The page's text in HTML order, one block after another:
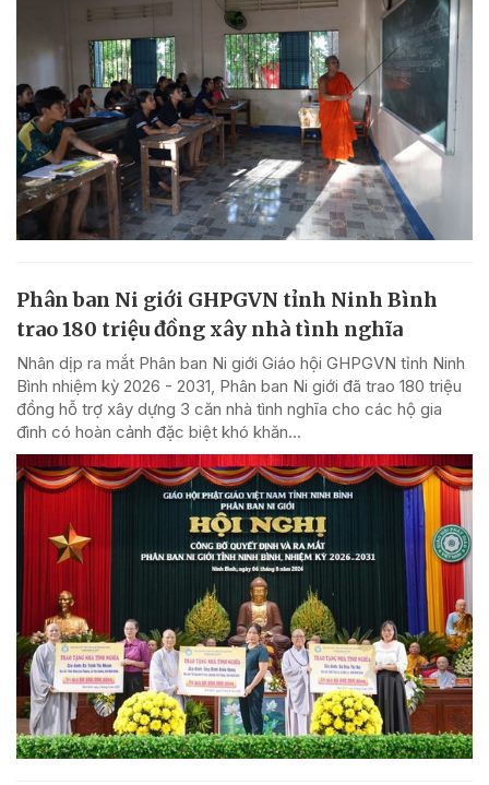
Phân ban Ni giới GHPGVN tỉnh Ninh Bình
trao 180 triệu đồng xây nhà tình nghĩa
Nhân dịp ra mắt Phân ban Ni giới Giáo hội GHPGVN tỉnh Ninh
Bình nhiệm kỳ 2026 - 2031, Phân ban Ni giới đã trao 180 triệu
đồng hỗ trợ xây dựng 3 căn nhà tình nghĩa cho các hộ gia
đình có hoàn cảnh đặc biệt khó khăn...